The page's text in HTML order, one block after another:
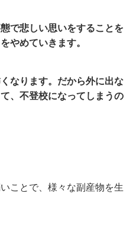
で悲しい思いをすることを
やめていきます。
なります。だから外に出な
、不登校になってしまうの
ことで、様々な副産物を生